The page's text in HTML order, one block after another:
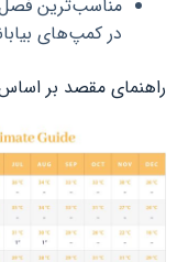
مناسب‌ترین فصل
در کمپ‌های
راهنمای مقصد بر